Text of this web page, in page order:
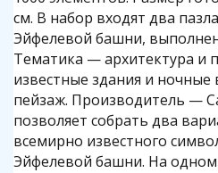
см. В набор входят два
Эйфелевой башни,
Тематика — архитектура и
известные здания и ночные
пейзаж. Производитель —
позволяет собрать два
всемирно известного
Эйфелевой башни. На одном